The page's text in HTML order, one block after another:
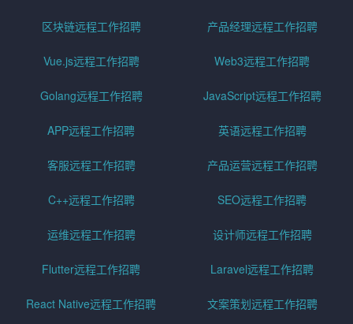
区块链远程工作招聘 产品经理远程工作招聘
Vue.js远程工作招聘 Web3远程工作招聘
Golang远程工作招聘 JavaScript远程工作招聘
APP远程工作招聘 英语远程工作招聘
客服远程工作招聘 产品运营远程工作招聘
C++远程工作招聘 SEO远程工作招聘
运维远程工作招聘 设计师远程工作招聘
Flutter远程工作招聘 Laravel远程工作招聘
React Native远程工作招聘 文案策划远程工作招聘